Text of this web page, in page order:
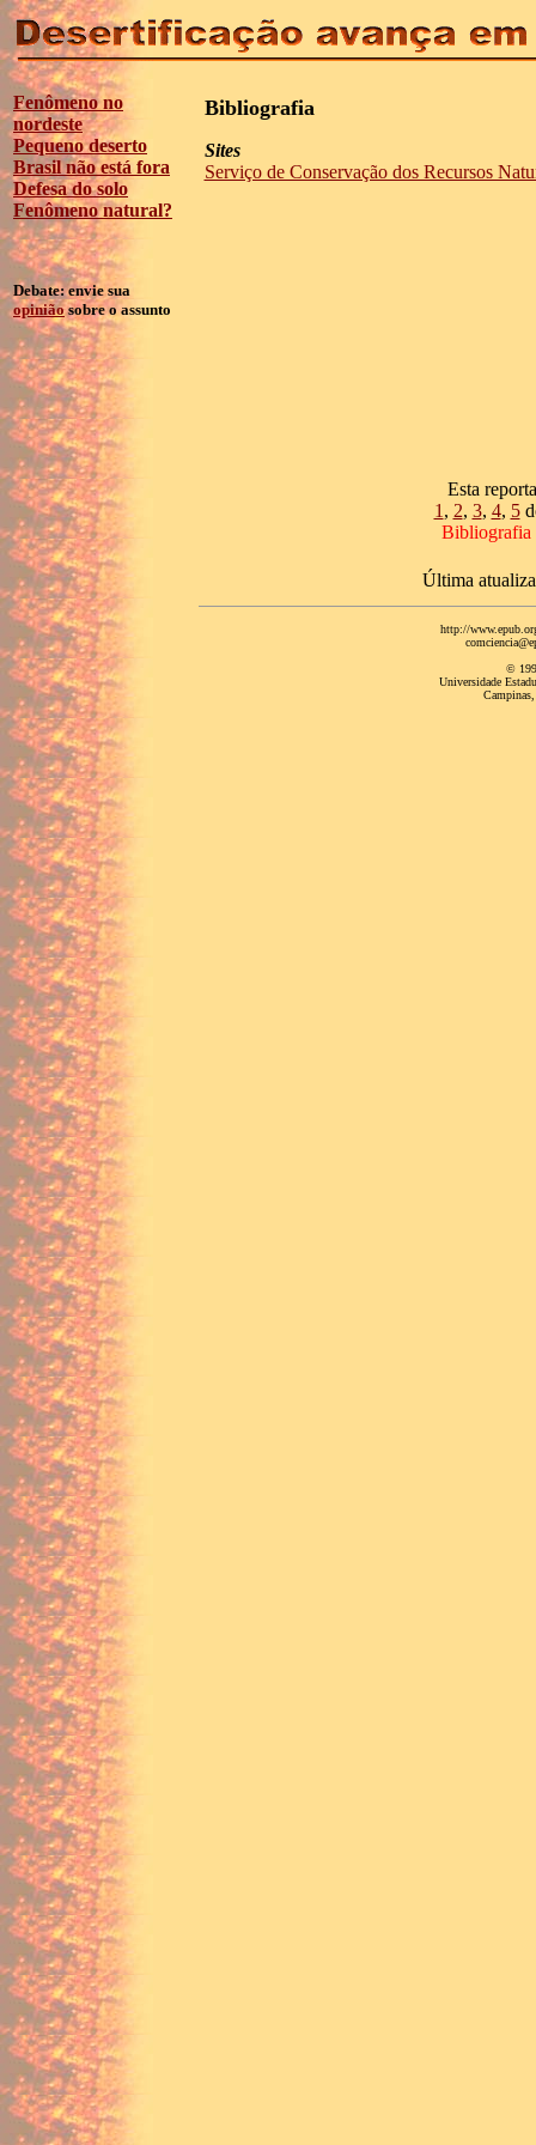
Fenômeno no
nordeste
Pequeno deserto
Brasil não está fora
Defesa do solo
Fenômeno natural?
Debate: envie sua
opiniãosobre o assunto
Bibliografia
Sites
Serviço de Conservação dos Recursos
Esta
1 , 2, 3, 4, 5
Bibliografia
Última
http://
©
Universidade